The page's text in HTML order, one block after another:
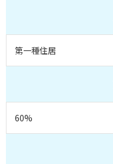
第一種住居
60%